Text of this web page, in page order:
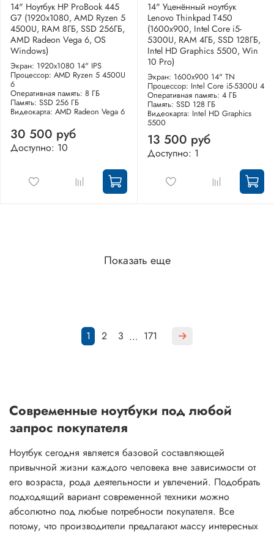
14" Ноутбук HP ProBook 445
G7 (1920x1080, AMD Ryzen 5
4500U, RAM 8ГБ, SSD 256ГБ,
AMD Radeon Vega 6, OS
Windows)
Экран: 1920x1080 14" IPS
Процессор: AMD Ryzen 5 4500U
6
Оперативная память: 8 ГБ
Память: SSD 256 ГБ
Видеокарта: AMD Radeon Vega 6
30 500 руб
Доступно: 10
14" Уценённый ноутбук
Lenovo Thinkpad T450
(1600x900, Intel Core i5-
5300U, RAM 4ГБ, SSD 128ГБ,
Intel HD Graphics 5500, Win
10 Pro)
Экран: 1600x900 14" TN
Процессор: Intel Core i5-5300U 4
Оперативная память: 4 ГБ
Память: SSD 128 ГБ
Видеокарта: Intel HD Graphics
5500
13 500 руб
Доступно: 1
Показать еще
1 2 3 … 171
Современные ноутбуки под любой
запрос покупателя
Ноутбук сегодня является базовой составляющей
привычной жизни каждого человека вне зависимости от
его возраста, рода деятельности и увлечений. Подобрать
подходящий вариант современной техники можно
абсолютно под любые потребности покупателя. Все
потому, что производители предлагают массу интересных